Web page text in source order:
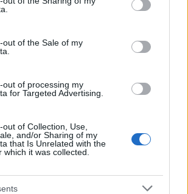
to Google and its third-party tags to
below specified purposes in below Google
out of the Sale of my
out of processing my
for Targeted Advertising.
of Collection, Use,
and/or Sharing of my
that Is Unrelated with the
which it was collected.